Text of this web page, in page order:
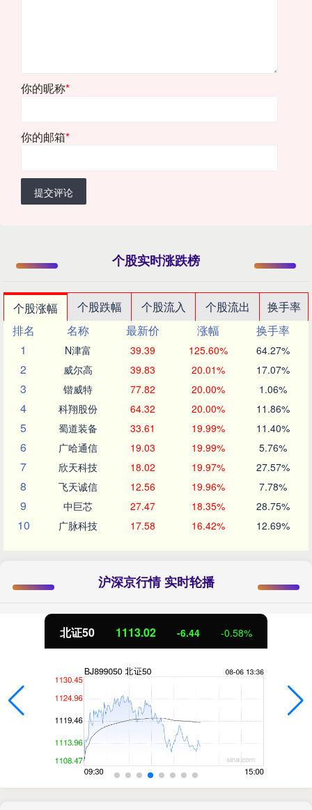
你的昵称*
你的邮箱*
提交评论
个股实时涨跌榜
个股涨幅 个股跌幅 个股流入 个股流出
换手率
排名
名称 最新价 涨幅
换手率
1
N津富 39.39 125.60% 64.27%
2 威尔高 39.83 20.01% 17.07%
3 锴威特 77.82 20.00% 1.06%
4 科翔股份 64.32 20.00% 11.86%
5 蜀道装备 33.61 19.99% 11.40%
6 广哈通信 19.03 19.99% 5.76%
7 欣天科技 18.02 19.97% 27.57%
8 飞天诚信 12.56 19.96% 7.78%
9 中巨芯 27.47 18.35% 28.75%
10 广脉科技 17.58 16.42% 12.69%
沪深京行情 实时轮播
北证50 1113.01 -6.45 -0.58%